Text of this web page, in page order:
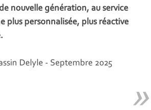
nouvelle génération, au service
plus personnalisée, plus réactive
Delyle - Septembre 2025